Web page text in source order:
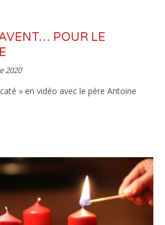
POUR LE
2020
» en vidéo avec le père Antoine